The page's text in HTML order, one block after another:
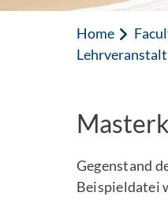
Home
Gegenstand
Beispieldatei